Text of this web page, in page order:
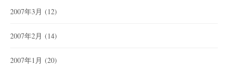
2007年3月 (12)
2007年2月 (14)
2007年1月 (20)